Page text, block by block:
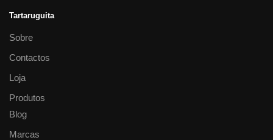
Tartaruguita
Sobre
Contactos
Loja
Produtos
Blog
Marcas